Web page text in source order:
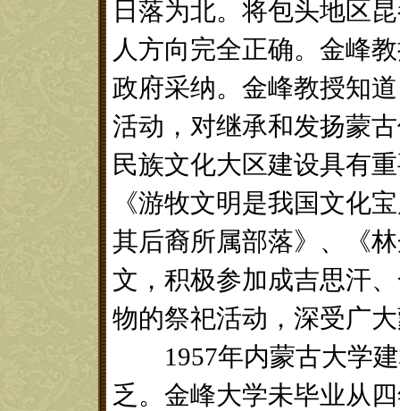
日落为北。将包头地区
人方向完全正确。金峰
政府采纳。金峰教授知
活动，对继承和发扬蒙
民族文化大区建设具有
《游牧文明是我国文化
其后裔所属部落》、《
文，积极参加成吉思汗
物的祭祀活动，深受广
1957年内蒙古大学建
乏。金峰大学未毕业从